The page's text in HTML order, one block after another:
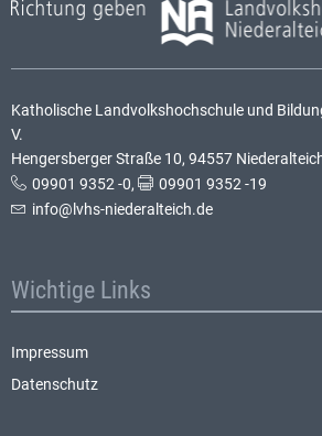
Katholische Landvolkshochschule und
V.
Hengersberger Straße 10, 94557
09901 9352 -0,
09901 9352 -19
info@lvhs-niederalteich.de
Wichtige Links
Impressum
Datenschutz